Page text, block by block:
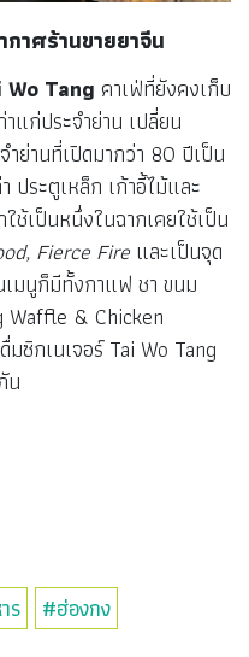
กาศร้านขายยาจีน
Wo Tang คาเฟ่ที่ยังคงเก็บ
แก่ประจำย่าน เปลี่ยน
ำย่านที่เปิดมากว่า 80 ปีเป็น
ประตูเหล็ก เก้าอี้ไม้และ
เป็นหนึ่งในฉากเคยใช้เป็น
Fierce Fire และเป็นจุด
มนูก็มีทั้งกาแฟ ชา ขนม
Waffle & Chicken
ซิกเนเจอร์ Tai Wo Tang
น
ร #ฮ่องกง